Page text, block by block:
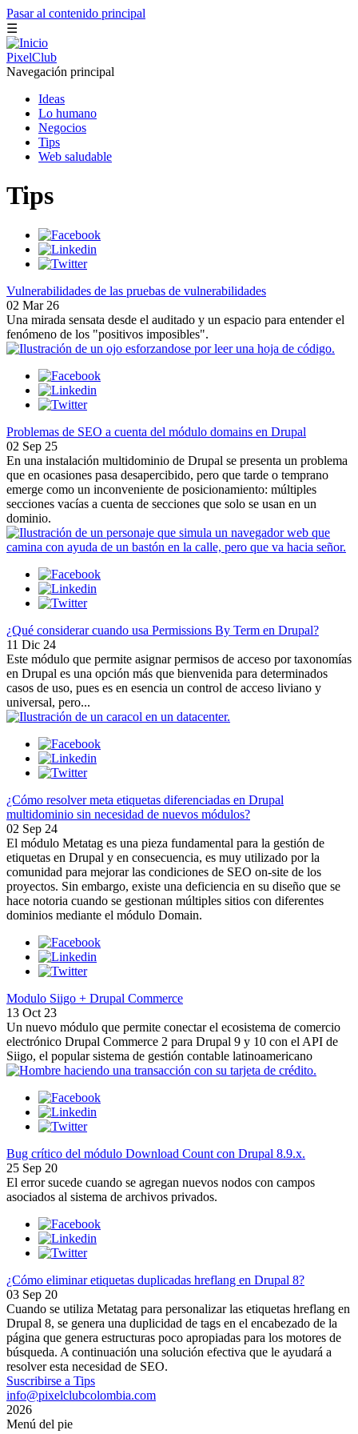
Pasar al contenido principal
☰
PixelClub
Navegación principal
Ideas
Lo humano
Negocios
Tips
Web saludable
Tips
Vulnerabilidades de las pruebas de vulnerabilidades
02 Mar 26
Una mirada sensata desde el auditado y un espacio para entender el
fenómeno de los "positivos imposibles".
Problemas de SEO a cuenta del módulo domains en Drupal
02 Sep 25
En una instalación multidominio de Drupal se presenta un problema
que en ocasiones pasa desapercibido, pero que tarde o temprano
emerge como un inconveniente de posicionamiento: múltiples
secciones vacías a cuenta de secciones que solo se usan en un
dominio.
¿Qué considerar cuando usa Permissions By Term en Drupal?
11 Dic 24
Este módulo que permite asignar permisos de acceso por taxonomías
en Drupal es una opción más que bienvenida para determinados
casos de uso, pues es en esencia un control de acceso liviano y
universal, pero...
¿Cómo resolver meta etiquetas diferenciadas en Drupal
multidominio sin necesidad de nuevos módulos?
02 Sep 24
El módulo Metatag es una pieza fundamental para la gestión de
etiquetas en Drupal y en consecuencia, es muy utilizado por la
comunidad para mejorar las condiciones de SEO on-site de los
proyectos. Sin embargo, existe una deficiencia en su diseño que se
hace notoria cuando se gestionan múltiples sitios con diferentes
dominios mediante el módulo Domain.
Modulo Siigo + Drupal Commerce
13 Oct 23
Un nuevo módulo que permite conectar el ecosistema de comercio
electrónico Drupal Commerce 2 para Drupal 9 y 10 con el API de
Siigo, el popular sistema de gestión contable latinoamericano
Bug crítico del módulo Download Count con Drupal 8.9.x.
25 Sep 20
El error sucede cuando se agregan nuevos nodos con campos
asociados al sistema de archivos privados.
¿Cómo eliminar etiquetas duplicadas hreflang en Drupal 8?
03 Sep 20
Cuando se utiliza Metatag para personalizar las etiquetas hreflang en
Drupal 8, se genera una duplicidad de tags en el encabezado de la
página que genera estructuras poco apropiadas para los motores de
búsqueda. A continuación una solución efectiva que le ayudará a
resolver esta necesidad de SEO.
Suscribirse a Tips
info@pixelclubcolombia.com
2026
Menú del pie